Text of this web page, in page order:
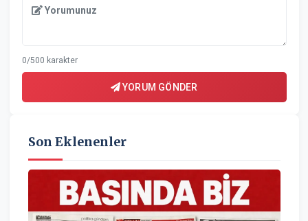
Yorumunuz
0/500 karakter
YORUM GÖNDER
Son Eklenenler